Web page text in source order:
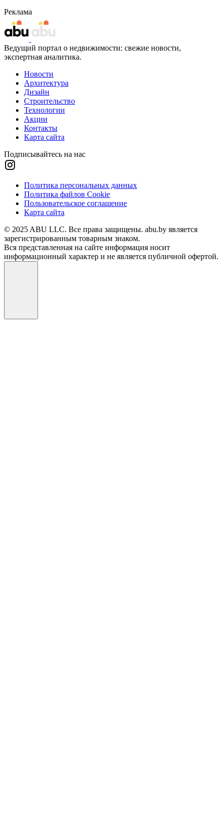
Реклама
Ведущий портал о недвижимости: свежие новости,
экспертная аналитика.
Новости
Архитектура
Дизайн
Строительство
Технологии
Акции
Контакты
Карта сайта
Подписывайтесь на нас
Политика персональных данных
Политика файлов Cookie
Пользовательское соглашение
Карта сайта
© 2025 ABU LLC. Все права защищены. abu.by является
зарегистрированным товарным знаком.
Вся представленная на сайте информация носит
информационный характер и не является публичной офертой.